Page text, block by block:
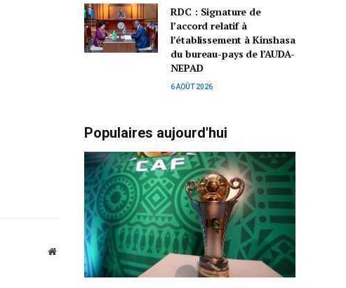
Website
RDC : Signature de
l’accord relatif à
l’établissement à Kinshasa
du bureau-pays de l’AUDA-
NEPAD
6 AOÛT 2026
Populaires aujourd'hui